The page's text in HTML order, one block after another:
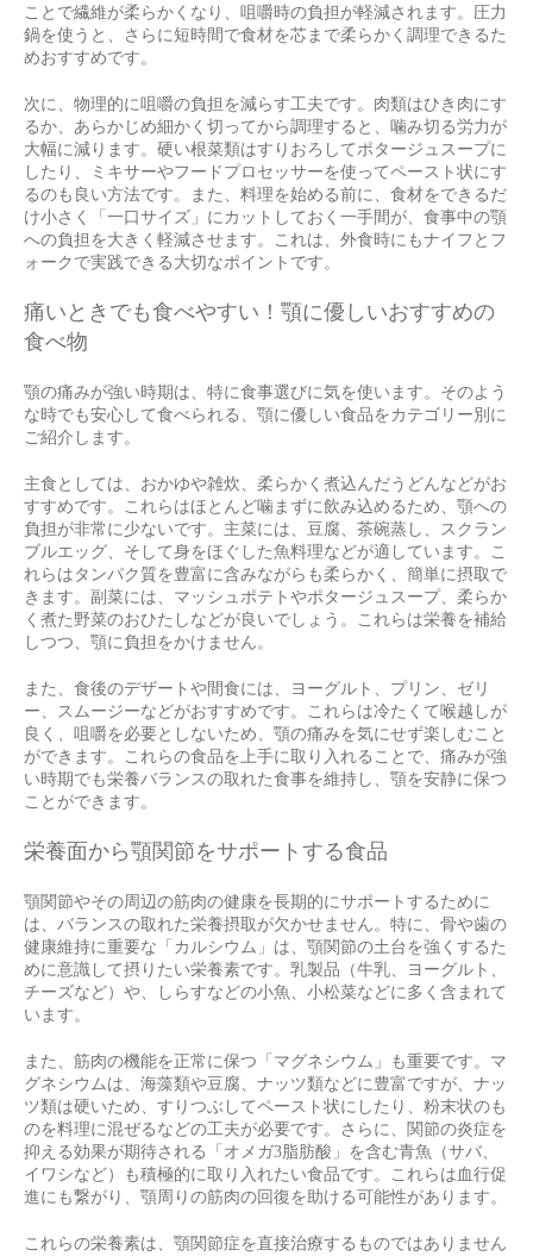
ことで繊維が柔らかくなり、咀嚼時の負担が軽減されます。圧力
鍋を使うと、さらに短時間で食材を芯まで柔らかく調理できるた
めおすすめです。
次に、物理的に咀嚼の負担を減らす工夫です。肉類はひき肉にす
るか、あらかじめ細かく切ってから調理すると、噛み切る労力が
大幅に減ります。硬い根菜類はすりおろしてポタージュスープに
したり、ミキサーやフードプロセッサーを使ってペースト状にす
るのも良い方法です。また、料理を始める前に、食材をできるだ
け小さく「一口サイズ」にカットしておく一手間が、食事中の顎
への負担を大きく軽減させます。これは、外食時にもナイフとフ
ォークで実践できる大切なポイントです。
痛いときでも食べやすい！顎に優しいおすすめの
食べ物
顎の痛みが強い時期は、特に食事選びに気を使います。そのよう
な時でも安心して食べられる、顎に優しい食品をカテゴリー別に
ご紹介します。
主食としては、おかゆや雑炊、柔らかく煮込んだうどんなどがお
すすめです。これらはほとんど噛まずに飲み込めるため、顎への
負担が非常に少ないです。主菜には、豆腐、茶碗蒸し、スクラン
ブルエッグ、そして身をほぐした魚料理などが適しています。こ
れらはタンパク質を豊富に含みながらも柔らかく、簡単に摂取で
きます。副菜には、マッシュポテトやポタージュスープ、柔らか
く煮た野菜のおひたしなどが良いでしょう。これらは栄養を補給
しつつ、顎に負担をかけません。
また、食後のデザートや間食には、ヨーグルト、プリン、ゼリ
ー、スムージーなどがおすすめです。これらは冷たくて喉越しが
良く、咀嚼を必要としないため、顎の痛みを気にせず楽しむこと
ができます。これらの食品を上手に取り入れることで、痛みが強
い時期でも栄養バランスの取れた食事を維持し、顎を安静に保つ
ことができます。
栄養面から顎関節をサポートする食品
顎関節やその周辺の筋肉の健康を長期的にサポートするために
は、バランスの取れた栄養摂取が欠かせません。特に、骨や歯の
健康維持に重要な「カルシウム」は、顎関節の土台を強くするた
めに意識して摂りたい栄養素です。乳製品（牛乳、ヨーグルト、
チーズなど）や、しらすなどの小魚、小松菜などに多く含まれて
います。
また、筋肉の機能を正常に保つ「マグネシウム」も重要です。マ
グネシウムは、海藻類や豆腐、ナッツ類などに豊富ですが、ナッ
ツ類は硬いため、すりつぶしてペースト状にしたり、粉末状のも
のを料理に混ぜるなどの工夫が必要です。さらに、関節の炎症を
抑える効果が期待される「オメガ3脂肪酸」を含む青魚（サバ、
イワシなど）も積極的に取り入れたい食品です。これらは血行促
進にも繋がり、顎周りの筋肉の回復を助ける可能性があります。
これらの栄養素は、顎関節症を直接治療するものではありません